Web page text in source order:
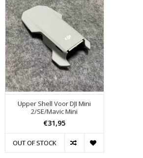
Upper Shell Voor DJI Mini
2/SE/Mavic Mini
€31,95
OUT OF STOCK